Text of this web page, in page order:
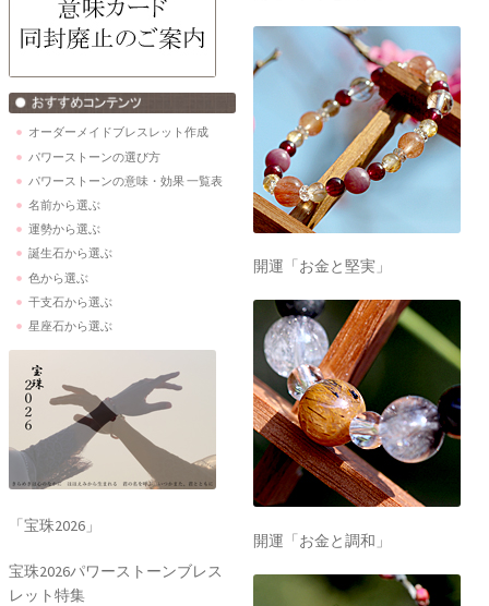
オーダーメイドブレスレット作成
パワーストーンの選び方
パワーストーンの意味・効果 一覧表
名前から選ぶ
運勢から選ぶ
誕生石から選ぶ
色から選ぶ
干支石から選ぶ
星座石から選ぶ
「宝珠2026」
宝珠2026パワーストーンブレス
レット特集
開運「お金と堅実」
開運「お金と調和」